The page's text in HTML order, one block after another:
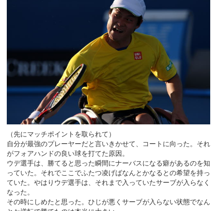
（先にマッチポイントを取られて）
自分が最強のプレーヤーだと言いきかせて、コートに向った。それ
がフォアハンドの良い球を打てた原因。
ウデ選手は、勝てると思った瞬間にナーバスになる癖があるのを知
っていた。それでここでふたつ凌げばなんとかなるとの希望を持っ
ていた。やはりウデ選手は、それまで入っていたサーブが入らなく
なった。
その時にしめたと思った。ひじが悪くサーブが入らない状態でなん